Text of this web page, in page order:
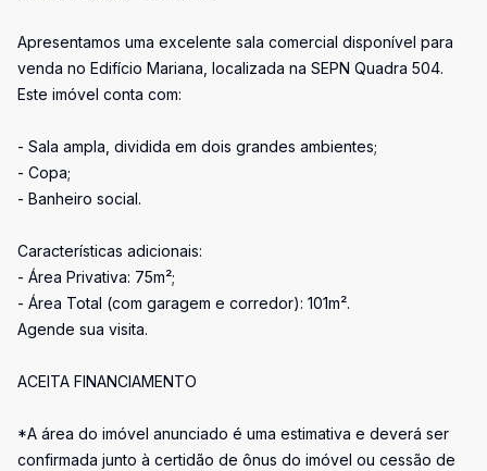
Apresentamos uma excelente sala comercial disponível para
venda no Edifício Mariana, localizada na SEPN Quadra 504.
Este imóvel conta com:
- Sala ampla, dividida em dois grandes ambientes;
- Copa;
- Banheiro social.
Características adicionais:
- Área Privativa: 75m²;
- Área Total (com garagem e corredor): 101m².
Agende sua visita.
ACEITA FINANCIAMENTO
*A área do imóvel anunciado é uma estimativa e deverá ser
confirmada junto à certidão de ônus do imóvel ou cessão de